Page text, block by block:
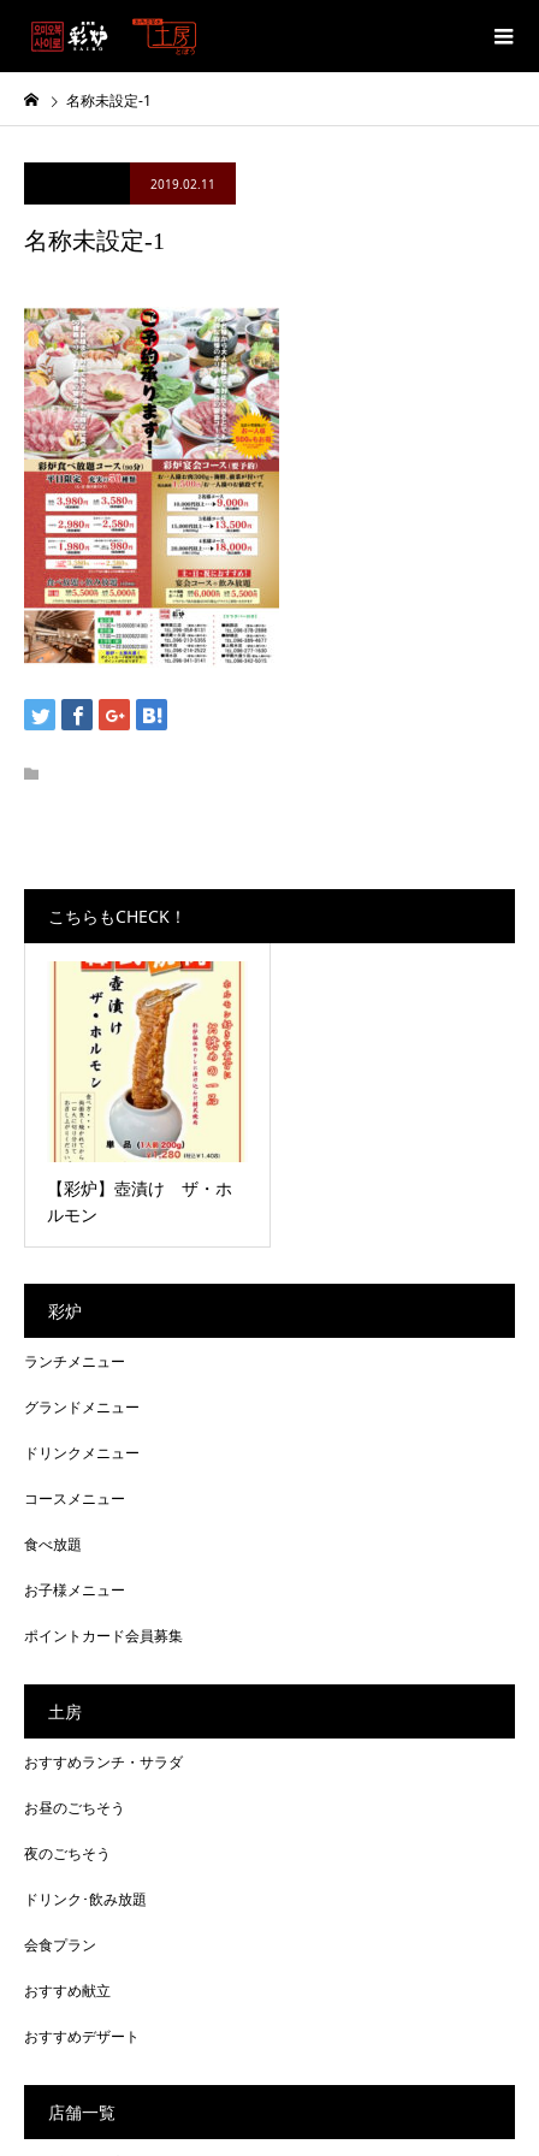
名称未設定-1
2019.02.11
名称未設定-1
こちらもCHECK！
【彩炉】壺漬け ザ・ホ
ルモン
彩炉
ランチメニュー
グランドメニュー
ドリンクメニュー
コースメニュー
食べ放題
お子様メニュー
ポイントカード会員募集
土房
おすすめランチ・サラダ
お昼のごちそう
夜のごちそう
ドリンク･飲み放題
会食プラン
おすすめ献立
おすすめデザート
店舗一覧